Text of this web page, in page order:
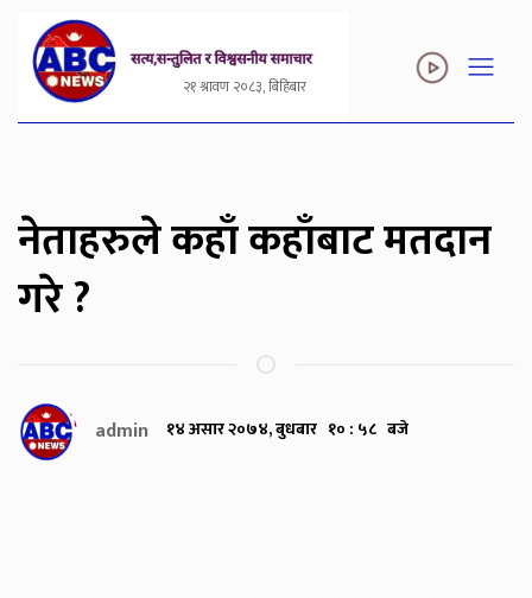
२१ श्रावण २०८३, बिहिबार
नेताहरुले कहाँ कहाँबाट मतदान
गरे ?
admin १४ असार २०७४, बुधबार १० : ५८ बजे